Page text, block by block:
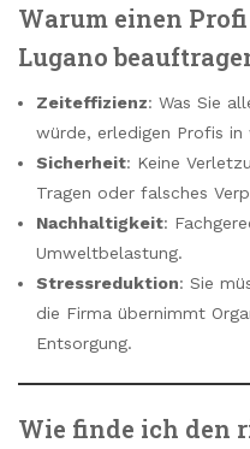
Warum einen
Lugano
Zeiteffizienz: Was Sie
würde, erledigen Profis in
Sicherheit: Keine
Tragen oder falsches
Nachhaltigkeit:
Umweltbelastung.
Stressreduktion: Sie
die Firma übernimmt
Entsorgung.
Wie finde ich den